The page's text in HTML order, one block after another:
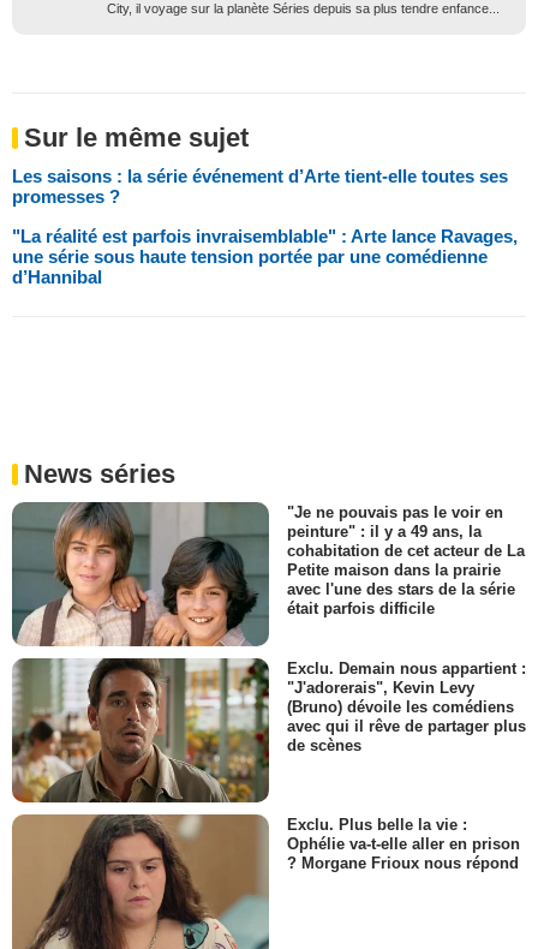
City, il voyage sur la planète Séries depuis sa plus tendre enfance...
Sur le même sujet
Les saisons : la série événement d’Arte tient-elle toutes ses
promesses ?
"La réalité est parfois invraisemblable" : Arte lance Ravages,
une série sous haute tension portée par une comédienne
d’Hannibal
News séries
"Je ne pouvais pas le voir en
peinture" : il y a 49 ans, la
cohabitation de cet acteur de La
Petite maison dans la prairie
avec l'une des stars de la série
était parfois difficile
Exclu. Demain nous appartient :
"J'adorerais", Kevin Levy
(Bruno) dévoile les comédiens
avec qui il rêve de partager plus
de scènes
Exclu. Plus belle la vie :
Ophélie va-t-elle aller en prison
? Morgane Frioux nous répond